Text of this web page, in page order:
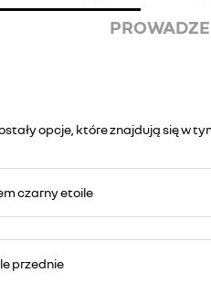
opcje, które znajdują się w
czarny etoile
przednie